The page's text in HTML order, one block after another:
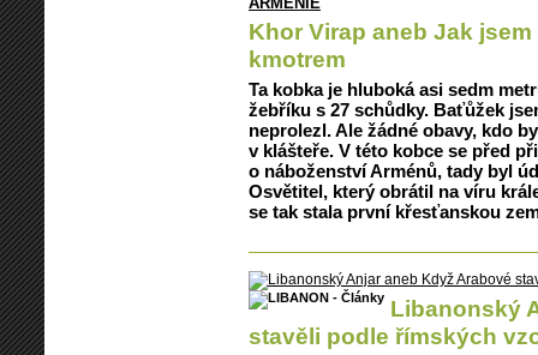
Khor Virap aneb Jak
kmotrem
Ta kobka je hluboká asi sedm
žebříku s 27 schůdky. Baťůžek
neprolezl. Ale žádné obavy, kdo
v klášteře. V této kobce se před
o náboženství Arménů, tady byl
Osvětitel, který obrátil na víru
se tak stala první křesťanskou
Libanonský
stavěli podle římských